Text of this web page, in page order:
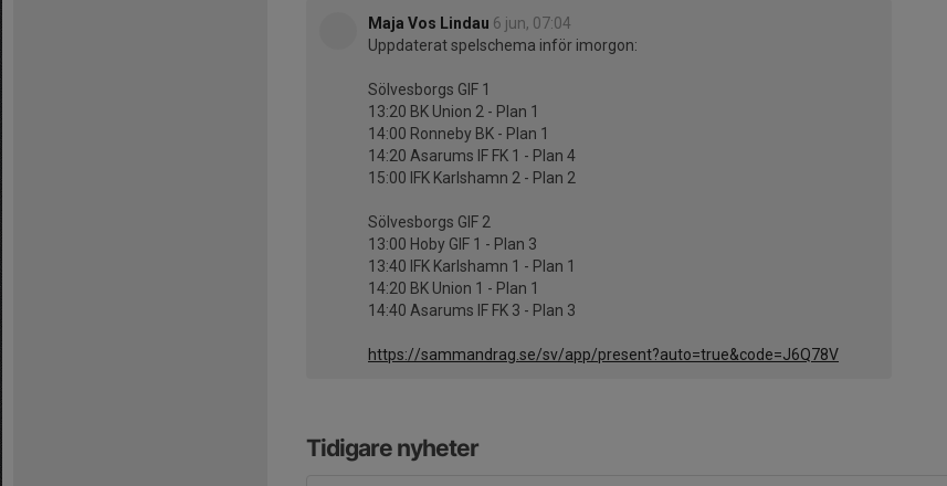
Maja Vos Lindau 6 jun, 07:04
Uppdaterat spelschema inför imorgon:
Sölvesborgs GIF 1
13:20 BK Union 2 - Plan 1
14:00 Ronneby BK - Plan 1
14:20 Asarums IF FK 1 - Plan 4
15:00 IFK Karlshamn 2 - Plan 2
Sölvesborgs GIF 2
13:00 Hoby GIF 1 - Plan 3
13:40 IFK Karlshamn 1 - Plan 1
14:20 BK Union 1 - Plan 1
14:40 Asarums IF FK 3 - Plan 3
https://sammandrag.se/sv/app/present?auto=true&code=J6Q78V
Tidigare nyheter